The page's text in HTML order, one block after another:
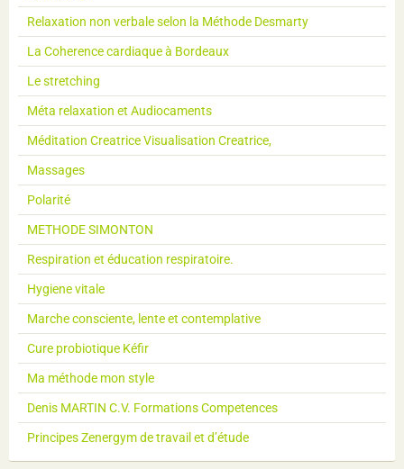
Relaxation non verbale selon la Méthode Desmarty
La Coherence cardiaque à Bordeaux
Le stretching
Méta relaxation et Audiocaments
Méditation Creatrice Visualisation Creatrice,
Massages
Polarité
METHODE SIMONTON
Respiration et éducation respiratoire.
Hygiene vitale
Marche consciente, lente et contemplative
Cure probiotique Kéfir
Ma méthode mon style
Denis MARTIN C.V. Formations Competences
Principes Zenergym de travail et d’étude